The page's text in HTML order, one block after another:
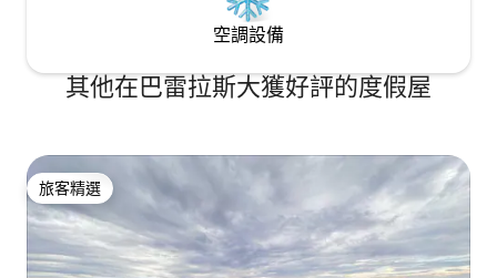
空調設備
其他在巴雷拉斯大獲好評的度假屋
旅客精選
旅客精選